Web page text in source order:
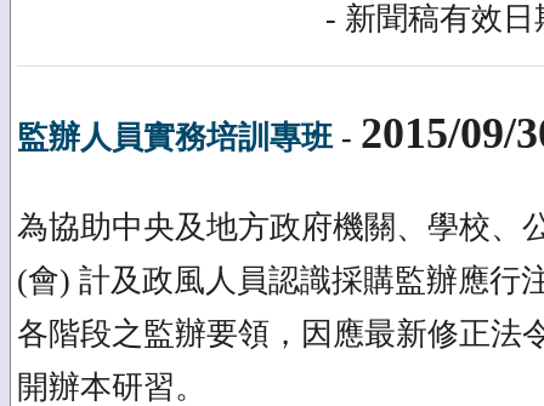
- 新聞稿有效日
監辦人員實務培訓專班- 2015/09/
為協助中央及地方政府機關、學校、
(會) 計及政風人員認識採購監辦應行
各階段之監辦要領，因應最新修正法
開辦本研習。